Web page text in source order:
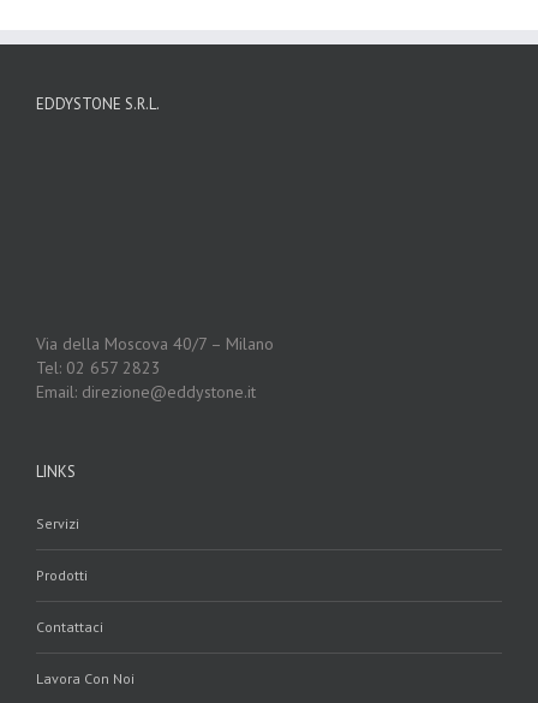
EDDYSTONE S.R.L.
Via della Moscova 40/7 – Milano
Tel: 02 657 2823
Email: direzione@eddystone.it
LINKS
Servizi
Prodotti
Contattaci
Lavora Con Noi